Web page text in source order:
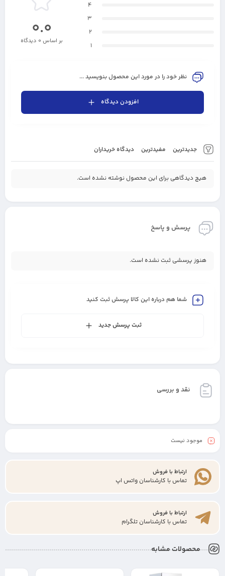
جدیدترین مفیدترین دیدگاه خریداران
هیچ دیدگاهی برای این محصول نوشته نشده است.
4
3
2
1
0.0
بر اساس 0 دیدگاه
نظر خود را در مورد این محصول بنویسید ...
افزودن دیدگاه
پرسش و پاسخ
هنوز پرسشی ثبت نشده است.
شما هم درباره این کالا پرسش ثبت کنید
ثبت پرسش جدید
نقد و بررسی
موجود نیست
ارتباط با فروش
تماس با کارشناسان واتس اپ
ارتباط با فروش
تماس با کارشناسان تلگرام
محصولات مشابه